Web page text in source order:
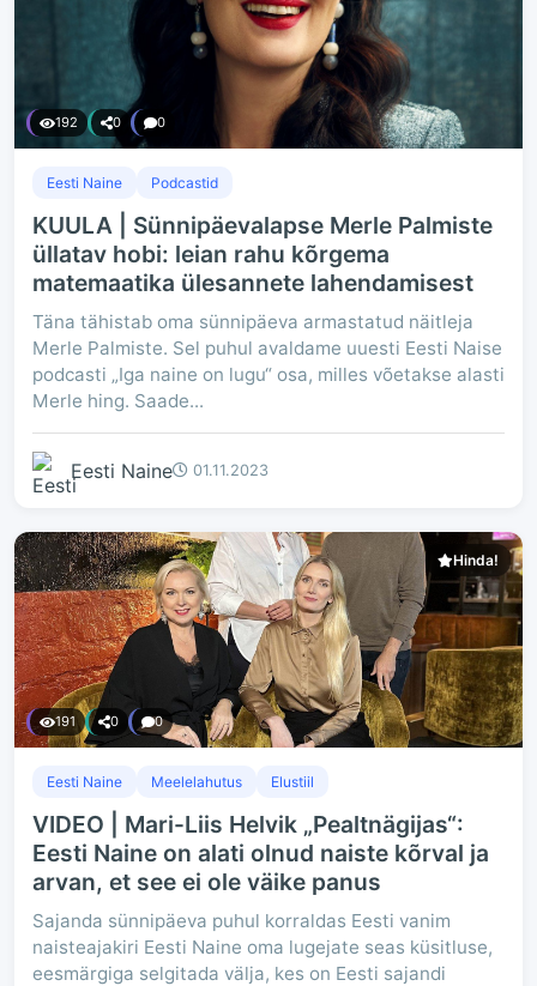
192 0 0
Eesti Naine Podcastid
KUULA | Sünnipäevalapse Merle Palmiste
üllatav hobi: leian rahu kõrgema
matemaatika ülesannete lahendamisest
Täna tähistab oma sünnipäeva armastatud näitleja
Merle Palmiste. Sel puhul avaldame uuesti Eesti Naise
podcasti „Iga naine on lugu“ osa, milles võetakse alasti
Merle hing. Saade...
Eesti Naine 01.11.2023
Hinda!
191 0 0
Eesti Naine Meelelahutus Elustiil
VIDEO | Mari-Liis Helvik „Pealtnägijas“:
Eesti Naine on alati olnud naiste kõrval ja
arvan, et see ei ole väike panus
Sajanda sünnipäeva puhul korraldas Eesti vanim
naisteajakiri Eesti Naine oma lugejate seas küsitluse,
eesmärgiga selgitada välja, kes on Eesti sajandi